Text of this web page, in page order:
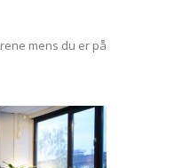
mens du er på